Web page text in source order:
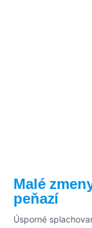
Malé
peňazí
Úsporné